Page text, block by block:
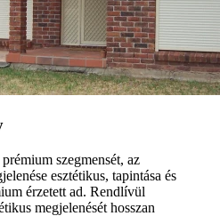
szegmensét, az
esztétikus, tapintása és
érzetett ad. Rendlívül
megjelenését hosszan